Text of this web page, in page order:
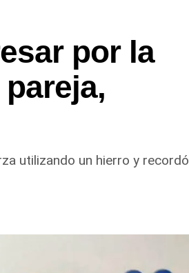
por la
utilizando un hierro y recordó